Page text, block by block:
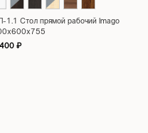
1.1 Стол прямой рабочий Imago
₽